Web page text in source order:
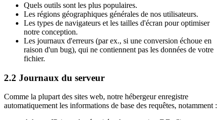
Quels outils sont les plus populaires.
Les régions géographiques générales de nos utilisateurs.
Les types de navigateurs et les tailles d'écran pour optimiser
notre conception.
Les journaux d'erreurs (par ex., si une conversion échoue en
raison d'un bug), qui ne contiennent pas les données de votre
fichier.
2.2 Journaux du serveur
Comme la plupart des sites web, notre hébergeur enregistre
automatiquement les informations de base des requêtes, notamment :